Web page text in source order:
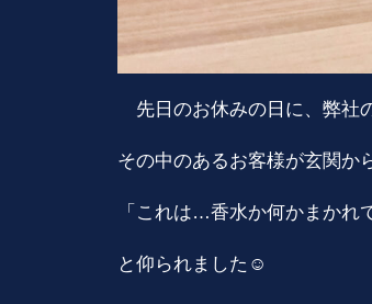
先日のお休みの日に、弊社
その中のあるお客様が玄関か
「これは…香水か何かまかれ
と仰られました☺️